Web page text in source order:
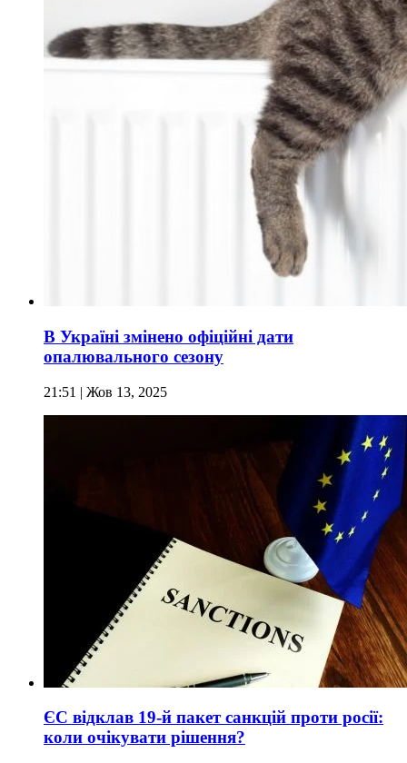
В Україні змінено офіційні дати
опалювального сезону
21:51 | Жов 13, 2025
ЄС відклав 19-й пакет санкцій проти росії:
коли очікувати рішення?